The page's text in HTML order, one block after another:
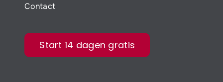
Contact
Start 14 dagen gratis